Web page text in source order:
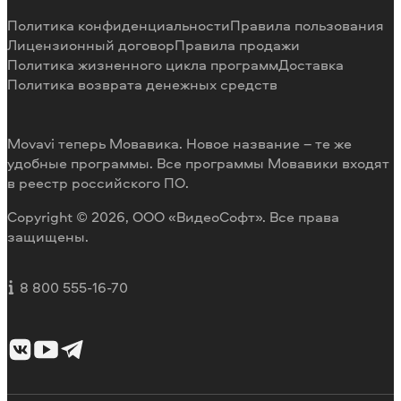
Способы оплаты
Возврат средств
Отзывы пользователей
Разработка видеоредактора под заказ
Movavi теперь Мовавика. Новое название – те же
удобные программы. Все программы Мовавики входят
в реестр российского ПО.
Copyright © 2026, ООО «ВидеоСофт». Все права
защищены.
8 800 555-16-70
Политика конфиденциальностиПравила пользования
Лицензионный договорПравила продажи
Политика жизненного цикла программДоставка
Политика возврата денежных средств